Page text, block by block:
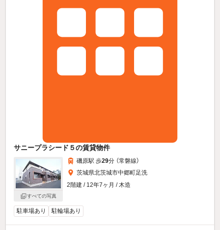
サニープラシード５の賃貸物件
すべての写真
磯原駅 歩29分 （常磐線）
茨城県北茨城市中郷町足洗
2階建 / 12年7ヶ月 / 木造
駐車場あり 駐輪場あり